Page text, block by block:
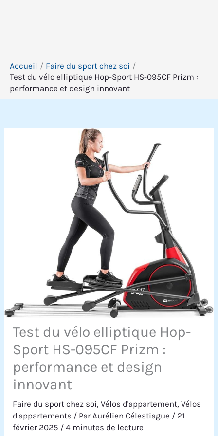
Accueil
Faire du sport chez soi
Test du vélo elliptique Hop-Sport HS-095CF Prizm :
performance et design innovant
Test du vélo elliptique Hop-
Sport HS-095CF Prizm :
performance et design
innovant
Faire du sport chez soi,Vélos d'appartement,Vélos
d'appartements / Par Aurélien Célestiague / 21
février 2025 /4 minutes de lecture